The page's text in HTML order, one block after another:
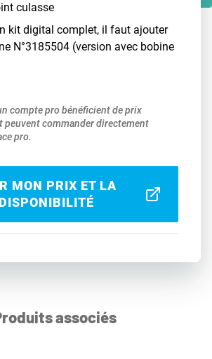
culasse
kit digital complet, il faut ajouter
N°3185504 (version avec bobine
compte pro bénéficient de prix
peuvent commander directement
pro.
MON PRIX ET LA
DISPONIBILITÉ
associés